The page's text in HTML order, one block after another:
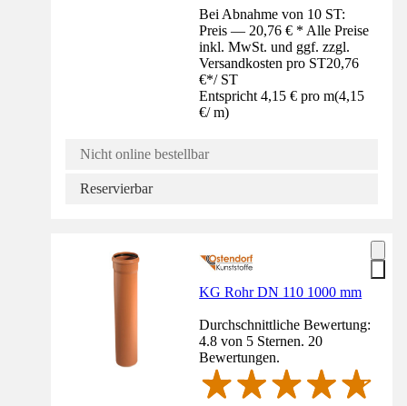
Bei Abnahme von 10 ST:
Preis — 20,76 € * Alle Preise
inkl. MwSt. und ggf. zzgl.
Versandkosten pro ST20,76
€*/ ST
Entspricht 4,15 € pro m(4,15
€/ m)
Nicht online bestellbar
Reservierbar
KG Rohr DN 110 1000 mm
Durchschnittliche Bewertung:
4.8 von 5 Sternen. 20
Bewertungen.